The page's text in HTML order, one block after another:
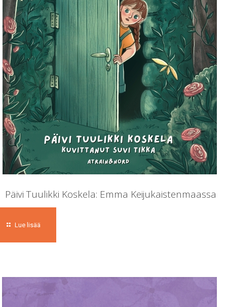
Päivi Tuulikki Koskela: Emma Keijukaistenmaassa
Lue lisää